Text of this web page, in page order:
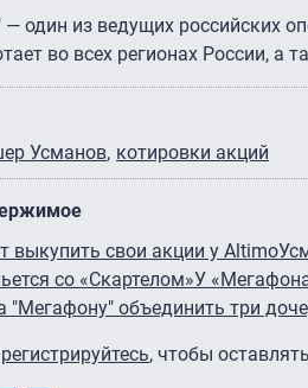
один из ведущих российских
во всех регионах России, а
Усманов котировки акций
выкупить свои акции у Altimo
со «Скартелом»У
объединить три
, чтобы